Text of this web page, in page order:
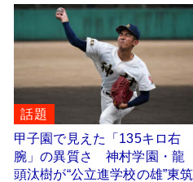
話題
甲子園で見えた「135キロ右
腕」の異質さ 神村学園・龍
頭汰樹が“公立進学校の雄”東筑